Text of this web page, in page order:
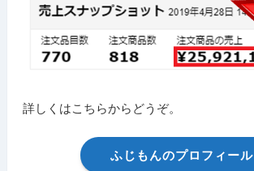
詳しくはこちらからどうぞ。
ふじもんのプロフィール